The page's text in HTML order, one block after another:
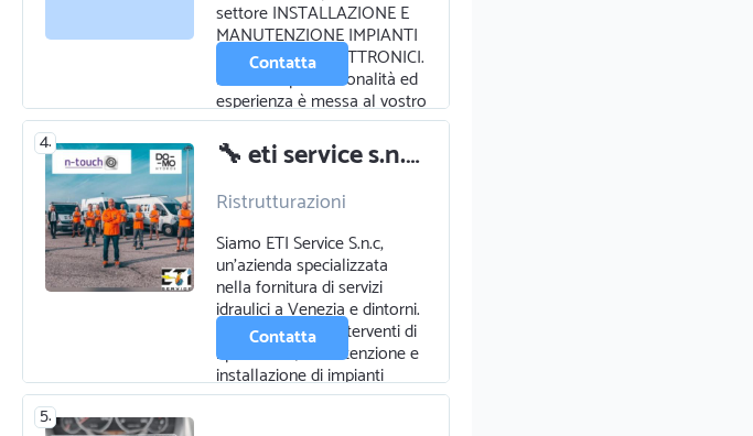
energetiche
Elettricista
settore INSTALLAZIONE E
MANUTENZIONE IMPIANTI
ELETTRICI ED ELETTRONICI.
La nostra professionalità ed
esperienza è messa al vostro
servizio per cerca…
Contatta
4. 🔧 eti service s.n.c - specialisti idraulici a venezia 🔧
Ristrutturazioni
Domotica
Opere murarie
Idraulico
Certificazioni
energetiche
Zanzariere serrande e
tende
Siamo ETI Service S.n.c,
un'azienda specializzata
nella fornitura di servizi
idraulici a Venezia e dintorni.
Ci occupiamo di interventi di
riparazione, manutenzione e
installazione di impianti
idraul…
Contatta
5.